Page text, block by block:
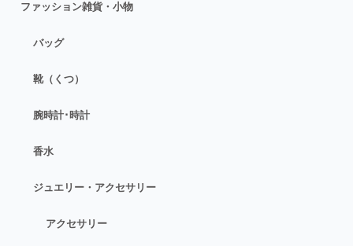
ファッション雑貨・小物
バッグ
靴（くつ）
腕時計･時計
香水
ジュエリー・アクセサリー
アクセサリー